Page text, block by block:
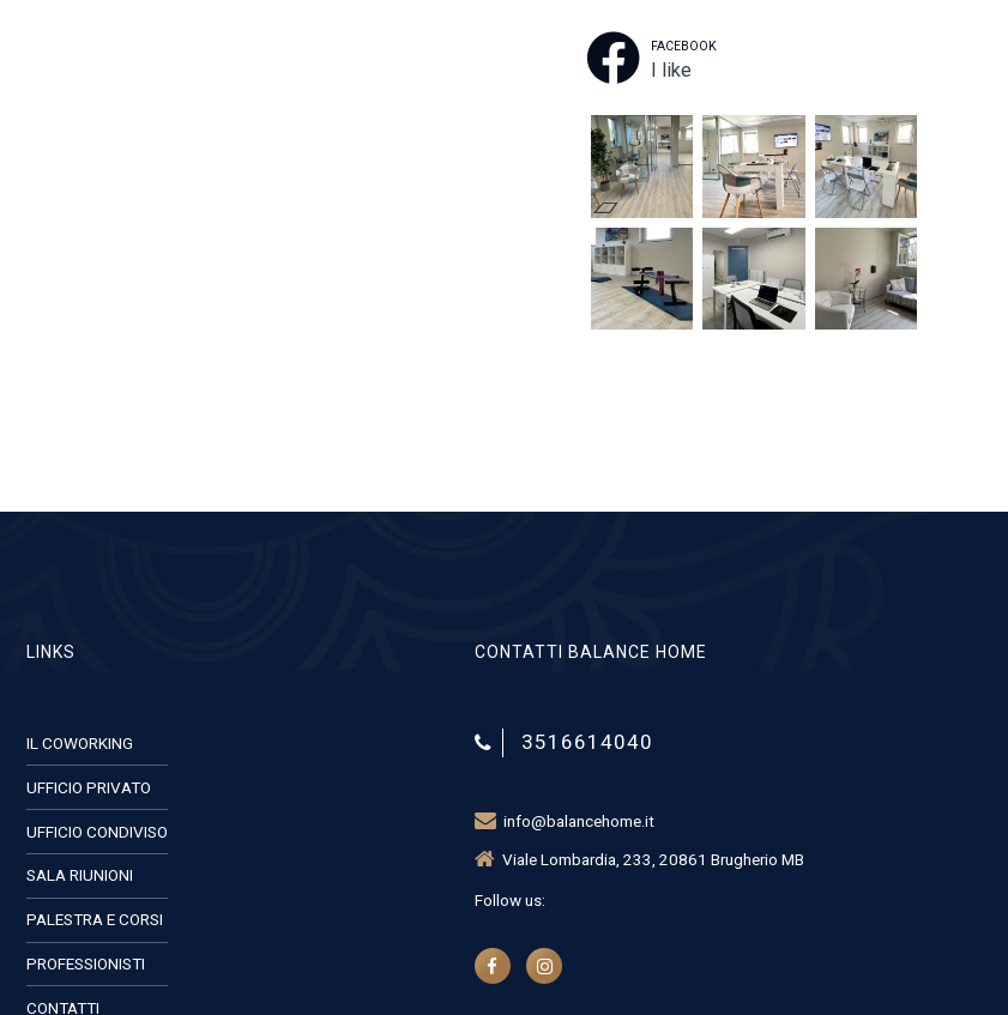
FACEBOOK
I like
LINKS
IL COWORKING
UFFICIO PRIVATO
UFFICIO CONDIVISO
SALA RIUNIONI
PALESTRA E CORSI
PROFESSIONISTI
CONTATTI
CONTATTI BALANCE HOME
3516614040
info@balancehome.it
Viale Lombardia, 233, 20861 Brugherio MB
Follow us: